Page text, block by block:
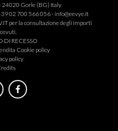
24020 Gorle (BG) Italy
02 700 566 056 - info@eevye.it
per la consultazione degli importi
DI RECESSO
Cookie policy
policy